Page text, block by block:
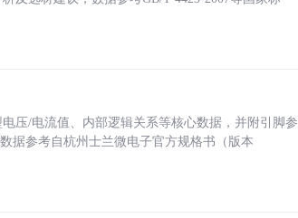
压/电流值、内部逻辑关系等核心数据，并附引脚参
据参考自杭州士兰微电子官方规格书（版本